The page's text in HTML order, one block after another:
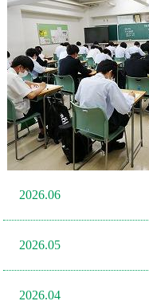
2026.06
2026.05
2026.04